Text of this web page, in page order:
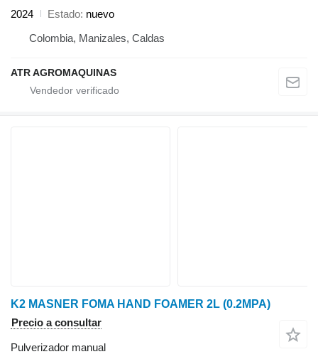
2024
Estado nuevo
Colombia, Manizales, Caldas
ATR AGROMAQUINAS
K2 MASNER FOMA HAND FOAMER 2L (0.2MPA)
Precio a consultar
Pulverizador manual